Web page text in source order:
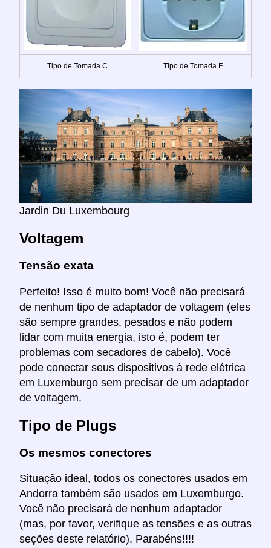
Tipo de Tomada C Tipo de Tomada F
Jardin Du Luxembourg
Voltagem
Tensão exata
Perfeito! Isso é muito bom! Você não precisará
de nenhum tipo de adaptador de voltagem (eles
são sempre grandes, pesados e não podem
lidar com muita energia, isto é, podem ter
problemas com secadores de cabelo). Você
pode conectar seus dispositivos à rede elétrica
em Luxemburgo sem precisar de um adaptador
de voltagem.
Tipo de Plugs
Os mesmos conectores
Situação ideal, todos os conectores usados em
Andorra também são usados em Luxemburgo.
Você não precisará de nenhum adaptador
(mas, por favor, verifique as tensões e as outras
seções deste relatório). Parabéns!!!!